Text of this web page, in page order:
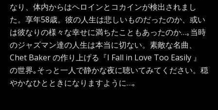
なり、体内からはヘロインとコカインが検出されまし
た。享年58歳。彼の人生は悲しいものだったのか、或い
は彼なりの様々な幸せに満ちたこともあったのか…｡当時
のジャズマン達の人生は本当に切ない。素敵な名曲、
Chet Baker の作り上げる『I Fall in Love Too Easily 』
の世界｡そっと一人で静かな夜に聴いてみてください。穏
やかなひとときになりますように…｡